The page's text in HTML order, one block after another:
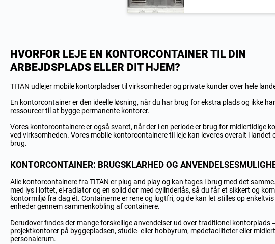
HVORFOR LEJE EN KONTORCONTAINER TIL DIN
ARBEJDSPLADS ELLER DIT HJEM?
TITAN udlejer mobile kontorpladser til virksomheder og private kunder over hele
En kontorcontainer er den ideelle løsning, når du har brug for ekstra plads og ikke
ressourcer til at bygge permanente kontorer.
Vores kontorcontainere er også svaret, når der i en periode er brug for midlertidige
ved virksomheden. Vores mobile kontorcontainere til leje kan leveres overalt i landet
brug.
KONTORCONTAINER: BRUGSKLARHED OG
Alle kontorcontainere fra TITAN er plug and play og kan tages i brug med det
med lys i loftet, el-radiator og en solid dør med cylinderlås, så du får et sikkert og
kontormiljø fra dag ét. Containerne er rene og lugtfri, og de kan let stilles op
enheder gennem sammenkobling af containere.
Derudover findes der mange forskellige anvendelser ud over traditionel kontorplads
projektkontorer på byggepladsen, studie- eller hobbyrum, mødefaciliteter eller
personalerum.